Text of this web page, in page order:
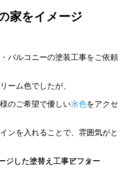
家をイメージ
バルコニーの塗装工事をご依頼
ーム色でしたが、
のご希望で優しい水色をアクセ
ンを入れることで、雰囲気がと